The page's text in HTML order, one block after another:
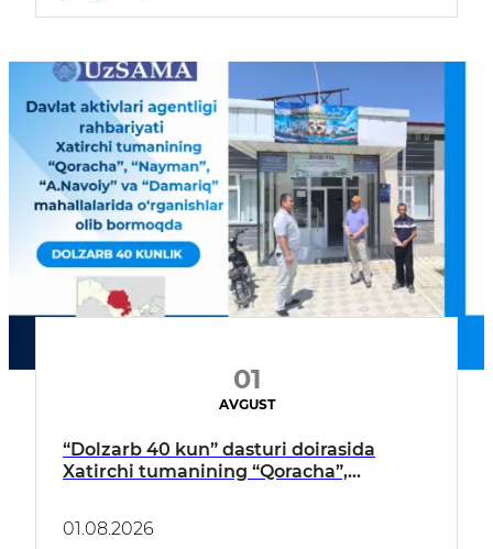
01
AVGUST
“Dolzarb 40 kun” dasturi doirasida
Xatirchi tumanining “Qoracha”,
borildi
01.08.2026